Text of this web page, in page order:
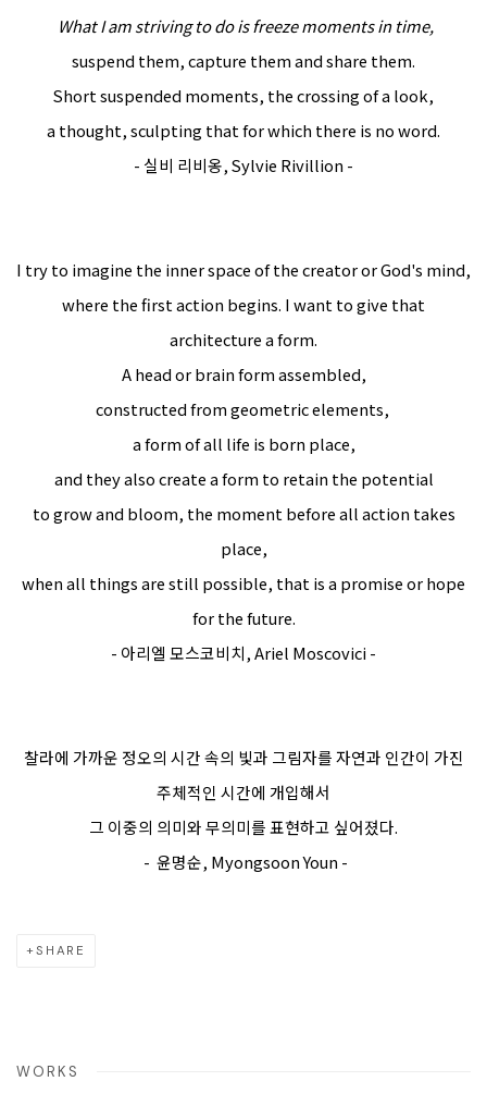
What I am striving to do is freeze moments in time,
suspend them, capture them and share them.
Short suspended moments, the crossing of a look,
a thought, sculpting that for which there is no word.
- 실비 리비옹,Sylvie Rivillion -
I try to imagine the inner space of the creator or God's mind,
where the first action begins. I want to give that
architecture a form.
A head or brain form assembled,
constructed from geometric elements,
a form of all life is born place,
and they also create a form to retain the potential
to grow and bloom, the moment before all action takes
place,
when all things are still possible, that is a promise or hope
for the future.
- 아리엘 모스코비치,Ariel Moscovici-
찰라에 가까운 정오의 시간 속의 빛과 그림자를 자연과 인간이 가진
주체적인 시간에 개입해서
그 이중의 의미와 무의미를 표현하고 싶어졌다.
- 윤명순, Myongsoon Youn -
SHARE
WORKS